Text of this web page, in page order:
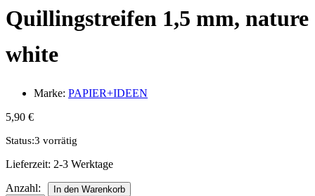
Quillingstreifen 1,5 mm, nature
white
Marke: PAPIER+IDEEN
5,90 €
Status:3 vorrätig
Lieferzeit: 2-3 Werktage
Quillingstreifen
Anzahl: In den Warenkorb